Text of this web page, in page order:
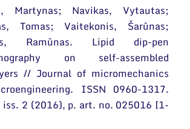
Martynas; Navikas, Vytautas;
Tomas; Vaitekonis, Šarūnas;
Ramūnas. Lipid dip-pen
on self-assembled
// Journal of micromechanics
ISSN 0960-1317.
iss. 2 (2016), p. art. no. 025016 [1-